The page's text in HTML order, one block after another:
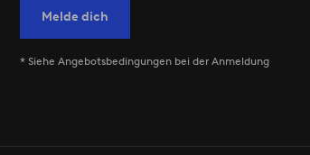
Melde dich
* Siehe Angebotsbedingungen bei der Anmeldung